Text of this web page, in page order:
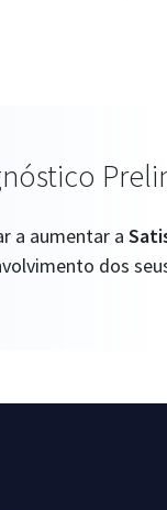
a aumentar a
dos